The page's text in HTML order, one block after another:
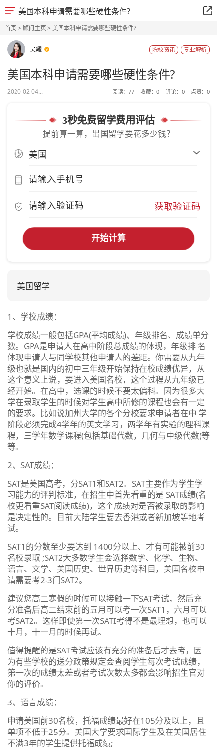
美国本科申请需要哪些硬性条件?
首页> 顾问主页> 美国本科申请需要哪些硬性条件?
吴耀 专业解析
院校资讯
美国本科申请需要哪些硬性条件?
2020-02-04... 阅读： 77 收藏： 0 评论： 0 点赞： 0
3秒免费留学费用评估
提前算一算，出国留学要花多少钱？
获取验证码
开始计算
美国留学
1、学校成绩：
学校成绩一般包括GPA(平均成绩)、年级排名、成绩单分
数。GPA是申请人在高中阶段总成绩的体现，年级排 名
体现申请人与同学校其他申请人的差距。你需要从九年
级也就是国内的初中三年级开始保持在校成绩优异，从
这个意义上说，要进入美国名校，这个过程从九年级已
经开始。在高中，选课的时候不要太偏科。因为很多大
学在录取学生的时候对学生高中所修的课程也会有一定
的要求。比如说加州大学的各个分校要求申请者在中 学
阶段必须完成4学年的英文学习，两学年有实验的理科课
程，三学年数学课程(包括基础代数，几何与中级代数)等
等。
2、SAT成绩：
SAT是美国高考，分SAT1和SAT2。SAT主要作为学生学
习能力的评判标准，在招生中首先看重的是 SAT成绩(名
校更看重SAT阅读成绩)，这个成绩对是否被录取的影响
是决定性的。目前大陆学生要去香港或者新加坡等地考
试。
SAT1的分数至少要达到 1400分以上、才有可能被前30
名校录取 ;SAT2大多数学生会选择数学、化学、生物、
语言、文学、美国历史、世界历史等科目，美国名校申
请需要考2-3门SAT2。
建议您高二寒假的时候可以接触一下SAT考试，然后充
分准备后高二结束前的五月可以考一次SAT1，六月可以
考SAT2。这样即使第一次SATI考得不是最理想，也可以
十月，十一月的时候再试。
值得提醒的是SAT考试应该有充分的准备后才去考，因
为有些学校的送分政策规定会查阅学生每次考试成绩，
第一次的成绩太差或者考试次数太多都会影响招生官对
你的评价。
3、语言成绩：
申请美国前30名校，托福成绩最好在105分及以上，且
单项不低于25分。美国大学要求国际学生及在美国居住
不满3年的学生提供托福成绩;